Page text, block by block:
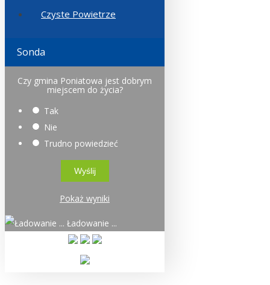
Czyste Powietrze
Sonda
Czy gmina Poniatowa jest dobrym
miejscem do życia?
Tak
Nie
Trudno powiedzieć
Pokaż wyniki
Ładowanie ...